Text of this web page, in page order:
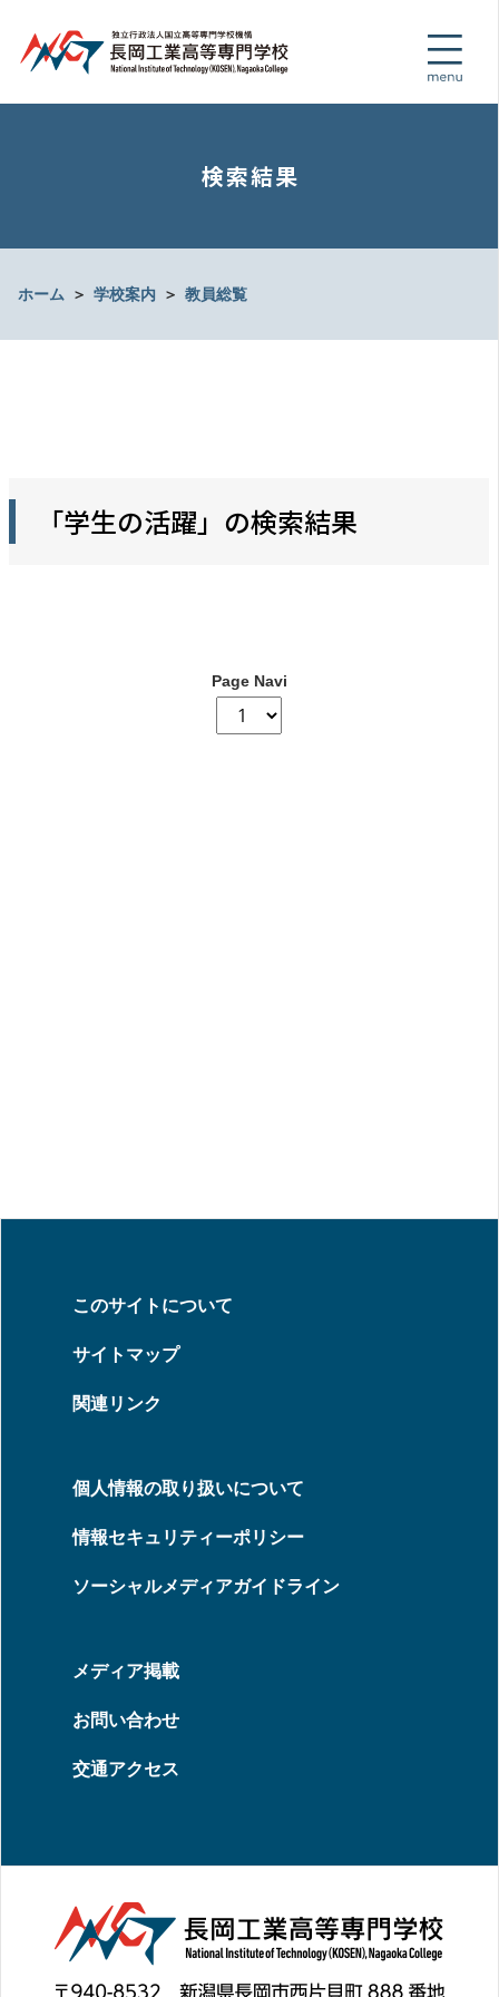
検索結果
ホーム ＞ 学校案内 ＞ 教員総覧
「学生の活躍」の検索結果
このサイトについて
サイトマップ
関連リンク
個人情報の取り扱いについて
情報セキュリティーポリシー
ソーシャルメディアガイドライン
メディア掲載
お問い合わせ
交通アクセス